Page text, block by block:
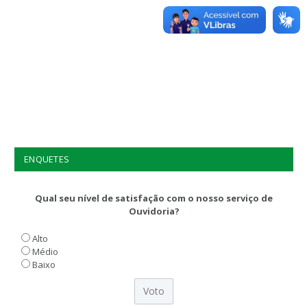
ENQUETES
Qual seu nível de satisfação com o nosso serviço de
Ouvidoria?
Alto
Médio
Baixo